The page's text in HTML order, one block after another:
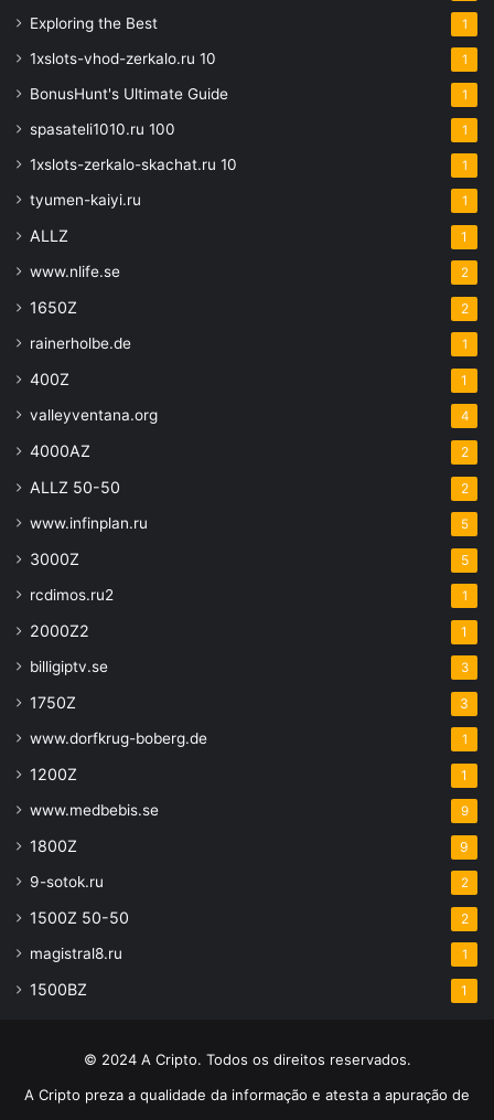
Exploring the Best 1
1xslots-vhod-zerkalo.ru 10 1
BonusHunt's Ultimate Guide 1
spasateli1010.ru 100 1
1xslots-zerkalo-skachat.ru 10 1
tyumen-kaiyi.ru 1
ALLZ 1
www.nlife.se 2
1650Z 2
rainerholbe.de 1
400Z 1
valleyventana.org 4
4000AZ 2
ALLZ 50-50 2
www.infinplan.ru 5
3000Z 5
rcdimos.ru2 1
2000Z2 1
billigiptv.se 3
1750Z 3
www.dorfkrug-boberg.de 1
1200Z 1
www.medbebis.se 9
1800Z 9
9-sotok.ru 2
1500Z 50-50 2
magistral8.ru 1
1500BZ 1
© 2024 A Cripto. Todos os direitos reservados.
A Cripto preza a qualidade da informação e atesta a apuração de